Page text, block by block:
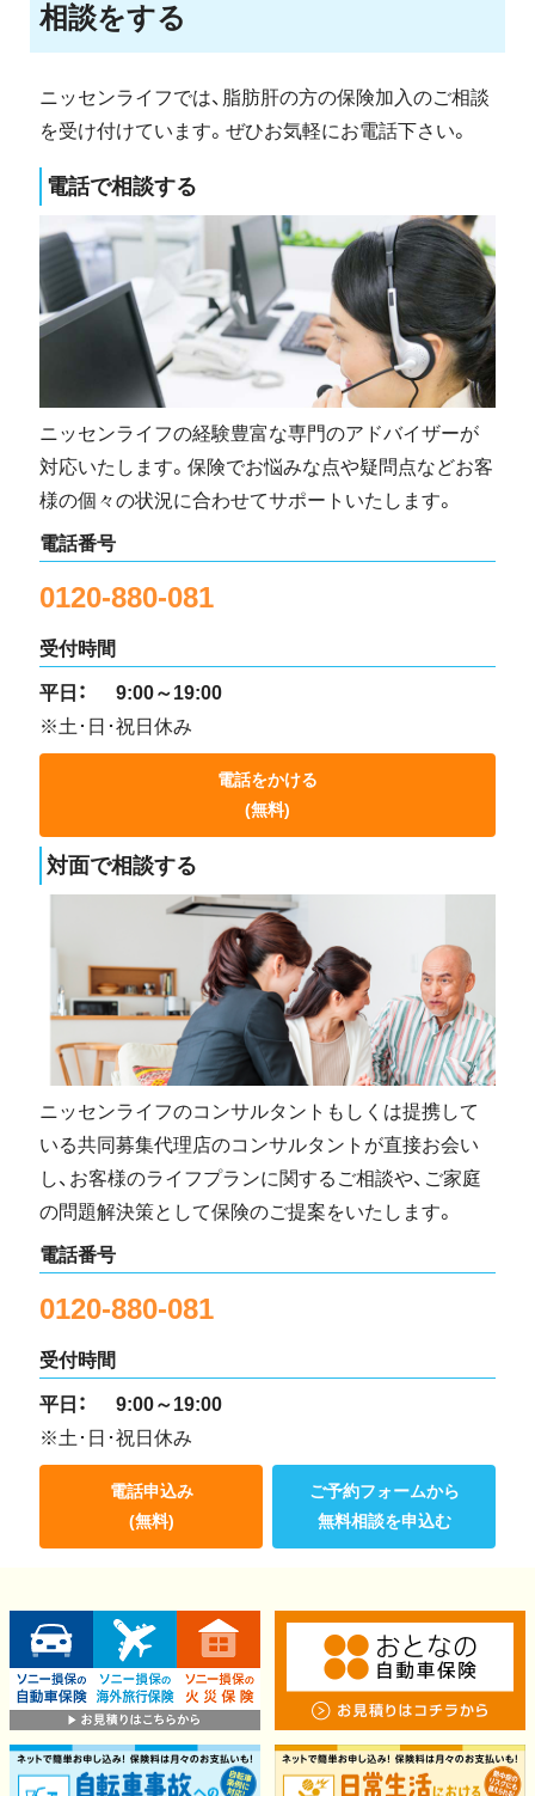
相談をする
ニッセンライフでは、脂肪肝の方の保険加入のご相談
を受け付けています。ぜひお気軽にお電話下さい。
電話で相談する
ニッセンライフの経験豊富な専門のアドバイザーが
対応いたします。保険でお悩みな点や疑問点などお客
様の個々の状況に合わせてサポートいたします。
電話番号
0120-880-081
受付時間
平日：
9:00～19:00
※土･日･祝日休み
電話をかける
(無料)
対面で相談する
ニッセンライフのコンサルタントもしくは提携して
いる共同募集代理店のコンサルタントが直接お会い
し、お客様のライフプランに関するご相談や、ご家庭
の問題解決策として保険のご提案をいたします。
電話番号
0120-880-081
受付時間
平日：
9:00～19:00
※土･日･祝日休み
電話申込み
(無料)
ご予約フォームから
無料相談を申込む